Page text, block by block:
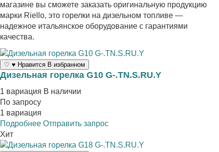
магазине вы сможете заказать оригинальную продукцию
марки Riello, это горелки на дизельном топливе —
надежное итальянское оборудование с гарантиями
качества.
♡ ♥ Нравится В избранном
Дизельная горелка G10 G-.TN.S.RU.Y
1 вариация В наличии
По запросу
1 вариация
Подробнее Отправить запрос
Хит